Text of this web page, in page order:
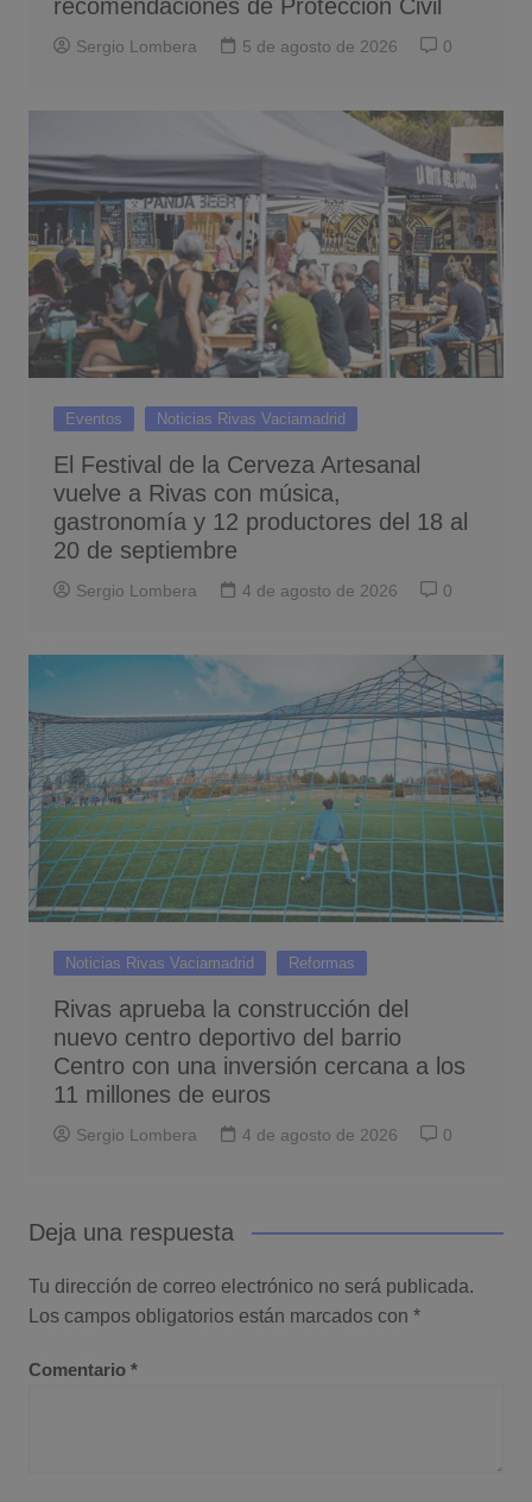
recomendaciones de Protección Civil
Sergio Lombera 5 de agosto de 2026 0
Eventos Noticias Rivas Vaciamadrid
El Festival de la Cerveza Artesanal
vuelve a Rivas con música,
gastronomía y 12 productores del 18 al
20 de septiembre
Sergio Lombera 4 de agosto de 2026 0
Noticias Rivas Vaciamadrid Reformas
Rivas aprueba la construcción del
nuevo centro deportivo del barrio
Centro con una inversión cercana a los
11 millones de euros
Sergio Lombera 4 de agosto de 2026 0
Deja una respuesta
Tu dirección de correo electrónico no será publicada.
Los campos obligatorios están marcados con *
Comentario *